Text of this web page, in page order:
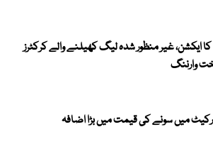
ایکشن، غیر منظور شدہ لیگ کھیلنے والے کرکٹرز
وارننگ
میں سونے کی قیمت میں بڑا اضافہ